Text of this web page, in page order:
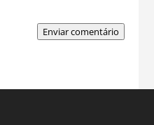
Enviar comentário